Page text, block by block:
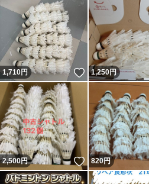
1,710円 いいね！
1,250円
2,500円 いいね！
820円